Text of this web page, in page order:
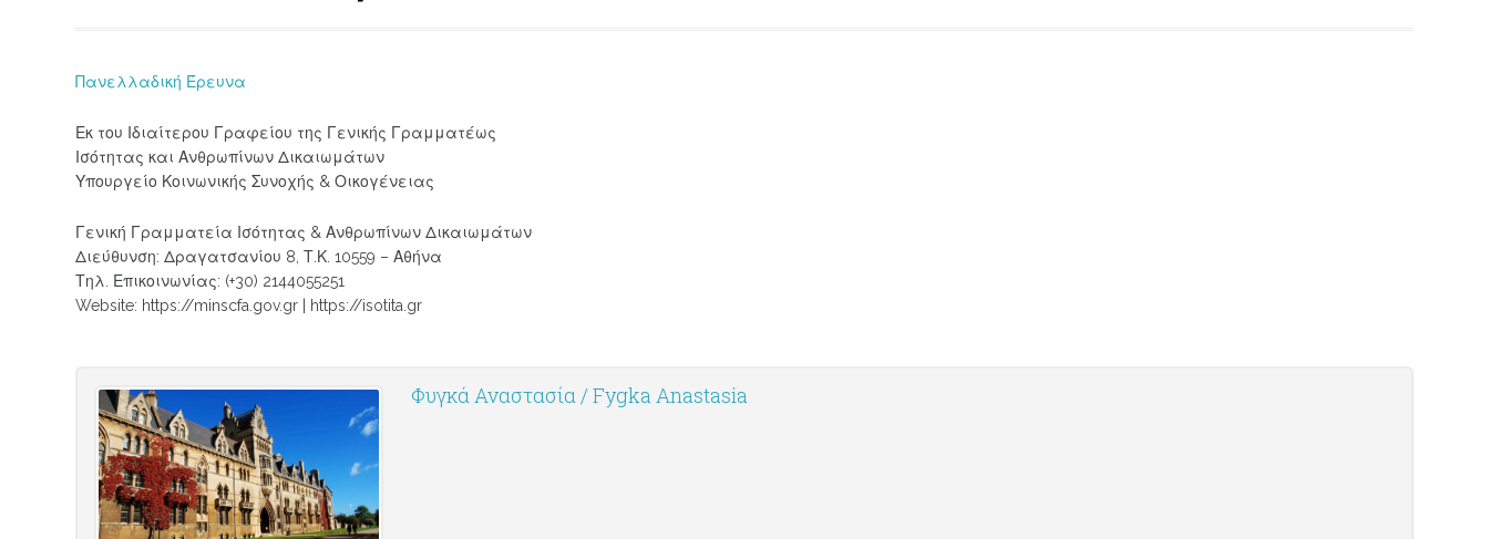
Πανελλαδική Έρευνα
Εκ του Ιδιαίτερου Γραφείου της Γενικής Γραμματέως
Ισότητας και Ανθρωπίνων Δικαιωμάτων
Υπουργείο Κοινωνικής Συνοχής & Οικογένειας
Γενική Γραμματεία Ισότητας & Ανθρωπίνων Δικαιωμάτων
Διεύθυνση: Δραγατσανίου 8, Τ.Κ. 10559 – Αθήνα
Τηλ. Επικοινωνίας: (+30) 2144055251
Website: https://minscfa.gov.gr | https://isotita.gr
Φυγκά Αναστασία / Fygka Anastasia